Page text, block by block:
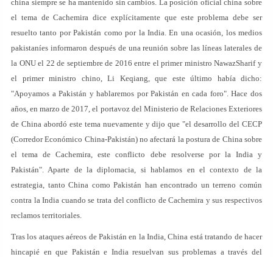
china siempre se ha mantenido sin cambios. La posición oficial china sobre
el tema de Cachemira dice explícitamente que este problema debe ser
resuelto tanto por Pakistán como por la India. En una ocasión, los medios
pakistaníes informaron después de una reunión sobre las líneas laterales de
la ONU el 22 de septiembre de 2016 entre el primer ministro NawazSharif y
el primer ministro chino, Li Keqiang, que este último había dicho:
"Apoyamos a Pakistán y hablaremos por Pakistán en cada foro". Hace dos
años, en marzo de 2017, el portavoz del Ministerio de Relaciones Exteriores
de China abordó este tema nuevamente y dijo que "el desarrollo del CECP
(Corredor Económico China-Pakistán) no afectará la postura de China sobre
el tema de Cachemira, este conflicto debe resolverse por la India y
Pakistán". Aparte de la diplomacia, si hablamos en el contexto de la
estrategia, tanto China como Pakistán han encontrado un terreno común
contra la India cuando se trata del conflicto de Cachemira y sus respectivos
reclamos territoriales.
Tras los ataques aéreos de Pakistán en la India, China está tratando de hacer
hincapié en que Pakistán e India resuelvan sus problemas a través del